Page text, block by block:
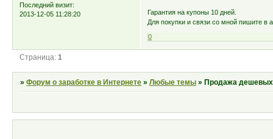
Последний визит:
2013-12-05 11:28:20
Гарантия на купоны 10 дней.
Для покупки и связи со мной пишите в
0
Страница: 1
»Форум о заработке в Интернете »Любые темы » Продажа дешевых